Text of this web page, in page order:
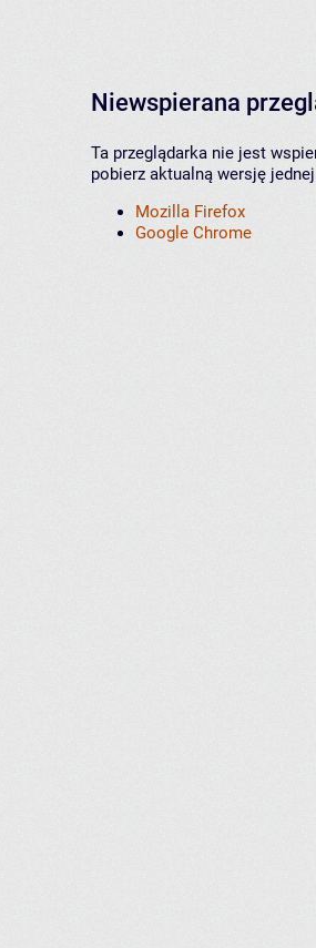
Niewspierana
Ta przeglądarka nie jest
pobierz aktualną wersję
Mozilla Firefox
Google Chrome